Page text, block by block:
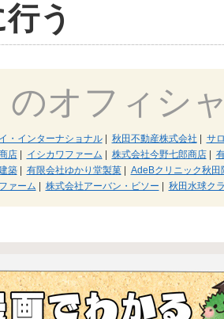
う
のオフィシ
・インターナショナル| 秋田不動産株式会社
サ
店| イシカワファーム 株式会社今野七郎商店|
築| 有限会社ゆかり堂製菓|
AdeBクリニック秋田
ァーム
株式会社アーバン・ビソー 秋田水球ク